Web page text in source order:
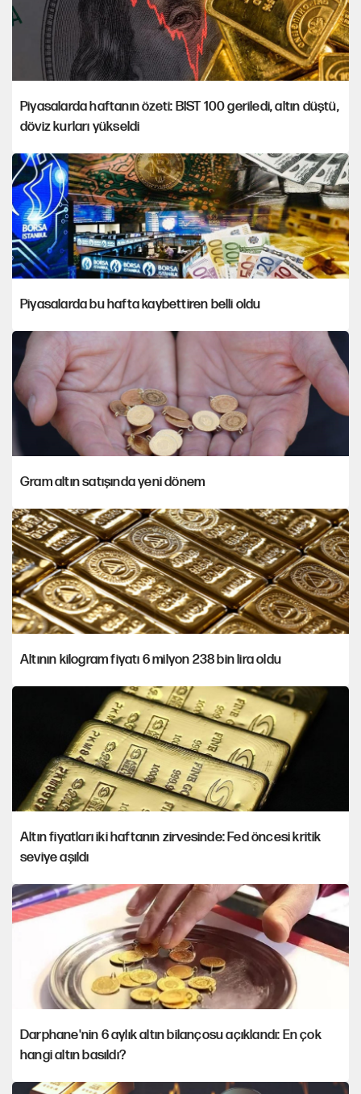
Piyasalarda haftanın özeti: BIST 100 geriledi, altın düştü,
döviz kurları yükseldi
Piyasalarda bu hafta kaybettiren belli oldu
Gram altın satışında yeni dönem
Altının kilogram fiyatı 6 milyon 238 bin lira oldu
Altın fiyatları iki haftanın zirvesinde: Fed öncesi kritik
seviye aşıldı
Darphane'nin 6 aylık altın bilançosu açıklandı: En çok
hangi altın basıldı?